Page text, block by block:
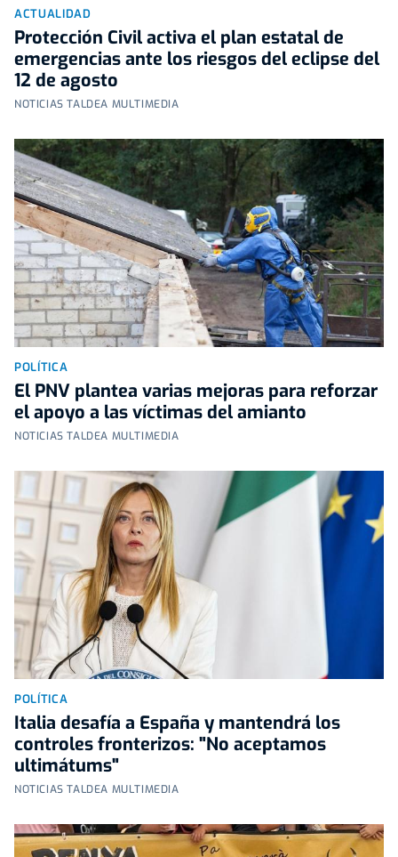
ACTUALIDAD
Protección Civil activa el plan estatal de
emergencias ante los riesgos del eclipse del
12 de agosto
NOTICIAS TALDEA MULTIMEDIA
POLÍTICA
El PNV plantea varias mejoras para reforzar
el apoyo a las víctimas del amianto
NOTICIAS TALDEA MULTIMEDIA
POLÍTICA
Italia desafía a España y mantendrá los
controles fronterizos: "No aceptamos
ultimátums"
NOTICIAS TALDEA MULTIMEDIA